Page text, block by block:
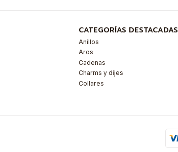
CATEGORÍAS DESTACADAS
Anillos
Aros
Cadenas
Charms y dijes
Collares